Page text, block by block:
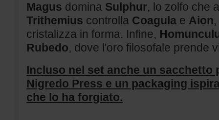
Magus domina Sulphur, lo zolfo che
Trithemius controlla Coagula e Aion
cristalizza in forma. Infine,
Rubedo, dove l'oro filosofale prende
Incluso nel set anche un sacchetto
Nigredo Press e un packaging
che lo ha forgiato.